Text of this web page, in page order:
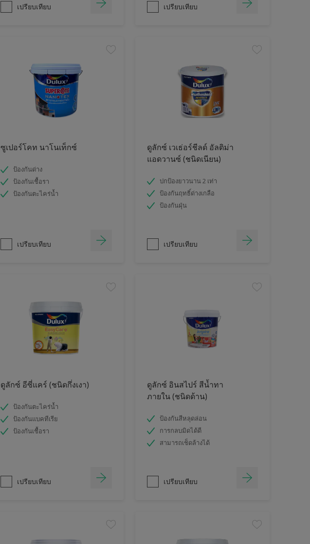
เปรียบเทียบ เปรียบเทียบ
ซูเปอร์โคท นาโนเท็กซ์
ป้องกันด่าง
ป้องกันเชื้อรา
ป้องกันตะไคร่น้ำ
เปรียบเทียบ
ดูลักซ์ เวเธ่อร์ชีลด์ อัลติม่า
แอดวานซ์ (ชนิดเนียน)
ปกป้องยาวนาน 2 เท่า
ป้องกันฤทธิ์ด่างเกลือ
ป้องกันฝุ่น
เปรียบเทียบ
ดูลักซ์ อีซี่แคร์ (ชนิดกึ่งเงา)
ป้องกันตะไคร่น้ำ
ป้องกันแบคทีเรีย
ป้องกันเชื้อรา
เปรียบเทียบ
ดูลักซ์ อินสไปร์ สีน้ำทา
ภายใน (ชนิดด้าน)
ป้องกันสีหลุดล่อน
การกลบมิดได้ดี
สามารถเช็ดล้างได้
เปรียบเทียบ